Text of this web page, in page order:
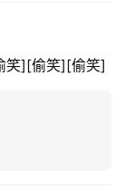
笑][偷笑][偷笑]